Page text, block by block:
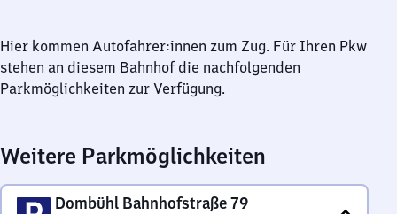
Hier kommen Autofahrer:innen zum Zug. Für Ihren Pkw
stehen an diesem Bahnhof die nachfolgenden
Parkmöglichkeiten zur Verfügung.
Weitere Parkmöglichkeiten
Dombühl Bahnhofstraße 79